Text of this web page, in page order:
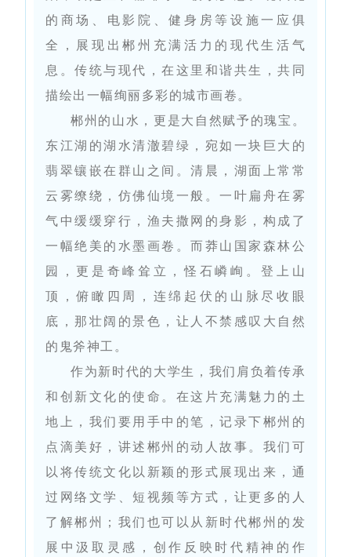
的商场、电影院、健身房等设施一应俱
全，展现出郴州充满活力的现代生活气
息。传统与现代，在这里和谐共生，共同
描绘出一幅绚丽多彩的城市画卷。
郴州的山水，更是大自然赋予的瑰宝。
东江湖的湖水清澈碧绿，宛如一块巨大的
翡翠镶嵌在群山之间。清晨，湖面上常常
云雾缭绕，仿佛仙境一般。一叶扁舟在雾
气中缓缓穿行，渔夫撒网的身影，构成了
一幅绝美的水墨画卷。而莽山国家森林公
园，更是奇峰耸立，怪石嶙峋。登上山
顶，俯瞰四周，连绵起伏的山脉尽收眼
底，那壮阔的景色，让人不禁感叹大自然
的鬼斧神工。
作为新时代的大学生，我们肩负着传承
和创新文化的使命。在这片充满魅力的土
地上，我们要用手中的笔，记录下郴州的
点滴美好，讲述郴州的动人故事。我们可
以将传统文化以新颖的形式展现出来，通
过网络文学、短视频等方式，让更多的人
了解郴州；我们也可以从新时代郴州的发
展中汲取灵感，创作反映时代精神的作